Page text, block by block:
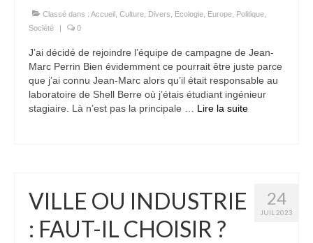
Classé dans : Accueil Culture Divers Ecologie Europe Politique
Société
| 0
J’ai décidé de rejoindre l’équipe de campagne de Jean-
Marc Perrin Bien évidemment ce pourrait être juste parce
que j’ai connu Jean-Marc alors qu’il était responsable au
laboratoire de Shell Berre où j’étais étudiant ingénieur
stagiaire. Là n’est pas la principale … Lire la suite­­
24
JUIL 2023
VILLE OU INDUSTRIE
: FAUT-IL CHOISIR ?